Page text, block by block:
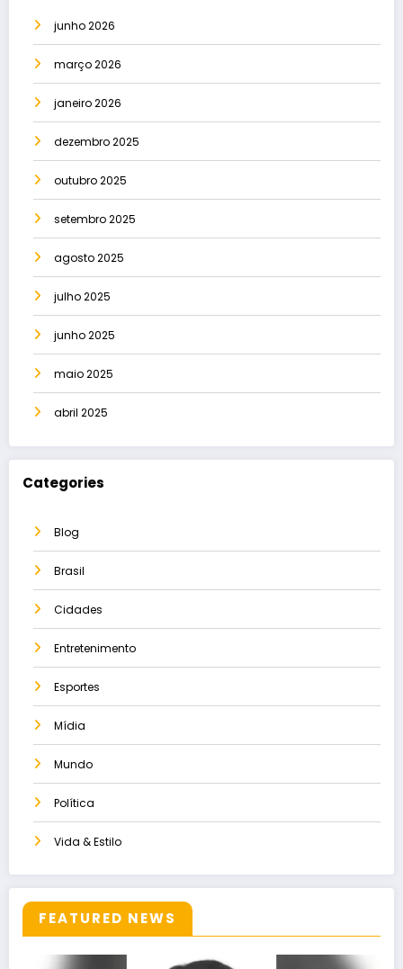
junho 2026
março 2026
janeiro 2026
dezembro 2025
outubro 2025
setembro 2025
agosto 2025
julho 2025
junho 2025
maio 2025
abril 2025
Categories
Blog
Brasil
Cidades
Entretenimento
Esportes
Mídia
Mundo
Política
Vida & Estilo
FEATURED NEWS